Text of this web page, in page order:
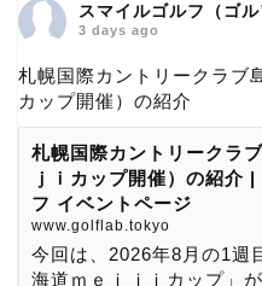
スマイルゴルフ（ゴ
3 days ago
札幌国際カントリークラブ
カップ開催）の紹介
札幌国際カントリークラ
ｊｉカップ開催）の紹介
フ イベントページ
www.golflab.tokyo
今回は、2026年8月の1週
海道ｍｅｉｊｉカップ」